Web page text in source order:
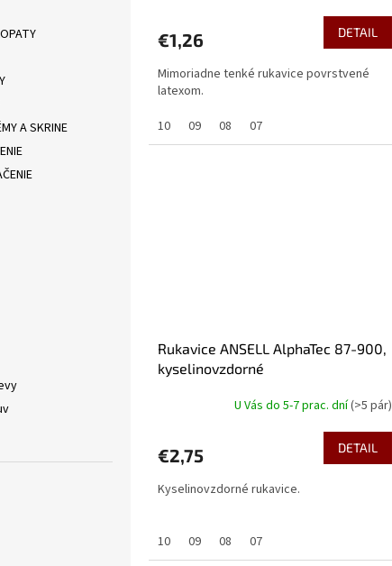
A SKRINE
€1,26 DETAIL
Mimoriadne tenké rukavice povrstvené
latexom.
10
09 08 07
Rukavice ANSELL AlphaTec 87-900,
kyselinovzdorné
U Vás do 5-7 prac. dní(>5 pár)
€2,75 DETAIL
Kyselinovzdorné rukavice.
10 09 08 07